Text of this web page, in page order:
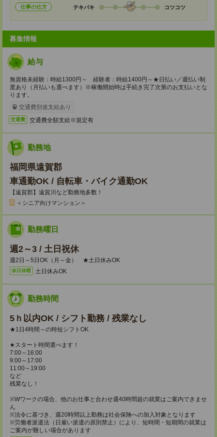
仕事の仕方 テキパキ コツコツ
募集情報
給与
無資格未経験：時給1300円～ 経験者：時給1400円～★日払い／週払い制
度あり（月払いも選べます）※稼働開始時は手続き完了次第のお支払いとな
ります。
交通費別途支給あり
交通費 交通費全額支給※規定有
勤務地
福岡県遠賀郡
車通勤OK / 自転車・バイク通勤OK
【遠賀郡】遠賀川など勤務地多数！
＜シニア向けマンション＞
勤務曜日
週2～3 / 土日祝休
週2日～5日OK（月～金） ★土日休みOK
休日休暇 土日休みOK
勤務時間
5ｈ以内OK / シフト勤務 / 残業なし
★1日4時間～の時短シフトOK
★スタート時間選べます！
7:00～16:00
9:00～17:00
11:00～19:00
など
残業なし！
※Wワークの場合、他のお仕事と合わせ週40時間超の就業はご案内できませ
ん
※法令に基づき、週20時間以上勤務は社会保険への加入対象となります
※労働者派遣法（日雇い派遣の原則禁止）により、短時間・短期間の就業は
ご案内が難しい場合があります